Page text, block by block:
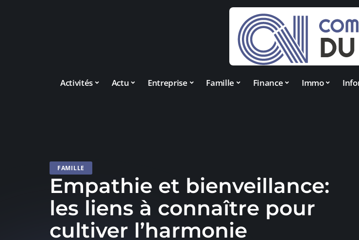
Activités Actu Entreprise Famille Finance Immo
FAMILLE
Empathie et bienveillance:
les liens à connaître pour
cultiver l’harmonie